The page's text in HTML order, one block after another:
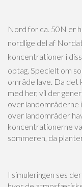
Nord for ca. 50N er
nordlige del af
koncentrationer i
optag. Specielt om
område lave. Da det
med her, vil der
over landområderne
over landområder
koncentrationerne
sommeren, da
I simuleringen ses